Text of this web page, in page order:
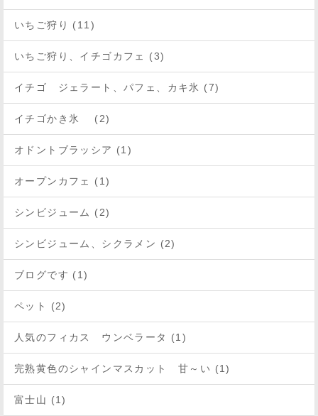
いちご狩り (11)
いちご狩り、イチゴカフェ (3)
イチゴ ジェラート、パフェ、カキ氷 (7)
イチゴかき氷 (2)
オドントブラッシア (1)
オープンカフェ (1)
シンビジューム (2)
シンビジューム、シクラメン (2)
ブログです (1)
ペット (2)
人気のフィカス ウンベラータ (1)
完熟黄色のシャインマスカット 甘～い (1)
富士山 (1)